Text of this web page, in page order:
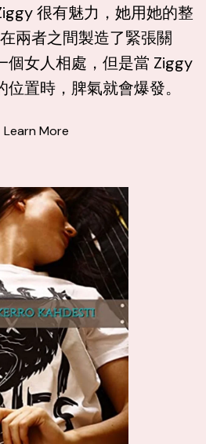
很有魅力，她用她的整
兩者之間製造了緊張關
個女人相處，但是當 Ziggy
置時，脾氣就會爆發。
Learn More